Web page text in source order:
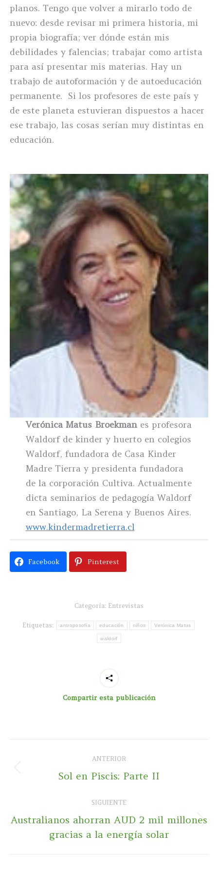
planos. Tengo que volver a mirarlo todo de
nuevo: desde revisar mi primera historia, mi
propia biografía; ver dónde están mis
debilidades y falencias; trabajar como artista
para así presentar mis materias. Hay un
trabajo de autoformación y de autoeducación
permanente. Si los profesores de este país y
de este planeta estuvieran dispuestos a hacer
ese trabajo, las cosas serían muy distintas en
educación.
Verónica Matus Broekmanes profesora
Waldorf de kinder y huerto en colegios
Waldorf, fundadora de Casa Kinder
Madre Tierra y presidenta fundadora
de la corporación Cultiva. Actualmente
dicta seminarios de pedagogía Waldorf
en Santiago, La Serena y Buenos Aires.
www.kindermadretierra.cl
Facebook Pinterest
Categoría: Entrevistas
Etiquetas: antroposofía educación niños Verónica Matus
waldorf
Compartir esta publicación
entre
ANTERIOR
Publicación
Sol en Piscis: Parte II
SIGUIENTE
Publicación
siguiente:
Australianos ahorran AUD 2 mil millones
gracias a la energía solar